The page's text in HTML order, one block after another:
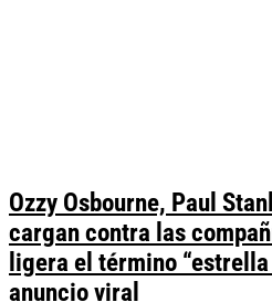
Ozzy Osbourne, Paul
cargan contra las
ligera el término
anuncio viral